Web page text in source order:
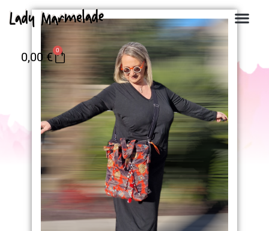
0,00 € 0